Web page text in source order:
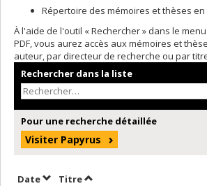
Répertoire des mémoires et thèses en
À l'aide de l'outil « Rechercher » dans le
PDF, vous aurez accès aux mémoires et
auteur, par directeur de recherche ou par
Rechercher dans la liste
Pour une recherche détaillée
Visiter Papyrus
DateTrier par date en ordre décroissant
TitreTrier par titre en ordre